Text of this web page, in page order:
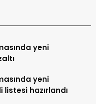
yeni
yeni
listesi hazırlandı